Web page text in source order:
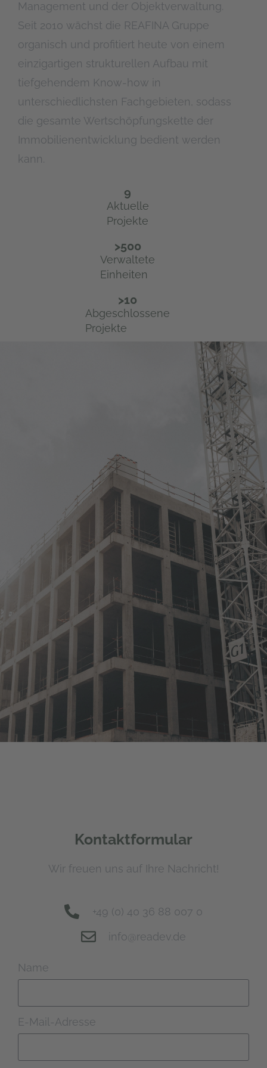
Management und der Objektverwaltung.
Seit 2010 wächst die REAFINA Gruppe
organisch und profitiert heute von einem
einzigartigen strukturellen Aufbau mit
tiefgehendem Know-how in
unterschiedlichsten Fachgebieten, sodass
die gesamte Wertschöpfungskette der
Immobilienentwicklung bedient werden
kann.
Aktuelle
Projekte
9
Verwaltete
Einheiten
>500
Abgeschlossene
Projekte
>10
Kontaktformular
Wir freuen uns auf Ihre Nachricht!
+49 (0) 40 36 88 007 0
info@readev.de
Name
E-Mail-Adresse